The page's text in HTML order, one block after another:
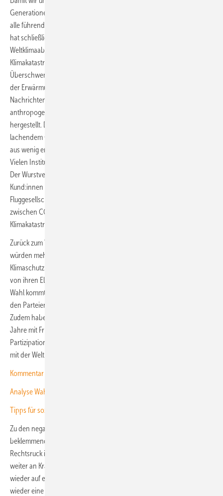
Generationen schützen, müssen wir jetzt umsteuern. Das verkünden
alle führenden Klimawissenschaftler (IPCC) schon sehr lange und das
hat schließlich 1997 zum Kyotoprotokoll und 2015 zum
Weltklimaabkommen von Paris geführt. Greifbarer wird die
Klimakatastrophe mit jedem neuen Hitzerekord, mit jeder
Überschwemmung, jedem Waldbrand, die Abtauen des Polareises,
der Erwärmung der Meere. Allerdings wird immer seltener in den
Nachrichten eine Verbindung zwischen diesen Phänomenen und der
anthropogenen, der Mensch-gemachten Klimaveränderung
hergestellt. Das ist ein bisschen wie Mortadella-Scheiben mit
lachendem Gesicht darauf: Schwer vorstellbar, dass das mal ein Tier
aus wenig erfreulicher Massentierhaltung war. Und so soll es sein.
Vielen Institutionen ist es wichtig, dass wir die Wahrheit verdrängen:
Der Wurstverkäufer kann einen besseren Umsatz machen, wenn
Kund:innen ohne schlechtes Gewissen Mortadella kaufen. Den
Fluggesellschaften ist es ebenfalls lieber, wenn ein Zusammenhang
zwischen CO2-Ausstoß beim Fliegen und den zunehmenden
Klimakatastrophen vermieden wird.
Zurück zum Wahlergebnis der U-18-Wahl: Ich hätte angenommen, es
würden mehr Kinderstimmen für die Grünen sein als Partei für
Klimaschutz. Aber man darf natürlich nicht vergessen, dass Kinder viel
von ihren Eltern hören und mitnehmen. Und wie gesagt, bei dieser
Wahl kommt hinzu, dass Klimaschutz weder in den Medien noch von
den Parteien als wichtiges Zukunftsthema aufgenommen wurde.
Zudem haben die Kinder und Jugendlichen in den vergangenen
Jahre mit Fridays for Futur durchaus ihre demokratischen Mittel zur
Partizipation genutzt – und gezeigt, dass es ihnen nicht egal ist, was
mit der Welt geschieht.
Kommentar zum Wahlduell
Analyse Wahlprogramme Union und AfD
Tipps für sozial gerechten Klimaschutz
Zu den negativen Entwicklungen in jüngerer Zeit kommt derzeit das
beklemmenden Wissen darüber hinzu, dass mit zunehmendem
Rechtsruck in den USA, in Europa, das Klimathema voraussichtlich
weiter an Kraft verliert. Wie soll sich das ändern? Wie kommen wir
wieder auf einen engagierten Klimapfad? „Früher oder später wird es
wieder eine Katastrophe geben, und dann fangen die Leute wieder an,